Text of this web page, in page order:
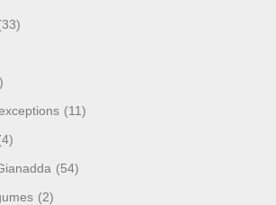
(11)
(54)
(2)